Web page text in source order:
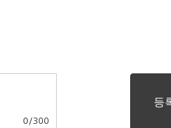
0 /300